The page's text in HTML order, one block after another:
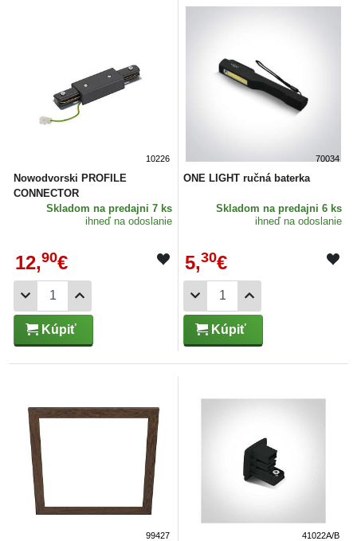
10226
Nowodvorski PROFILE
CONNECTOR
Skladom na predajni 7 ks
ihneď na odoslanie
12,90€
Kúpiť
70034
ONE LIGHT ručná baterka
Skladom na predajni 6 ks
ihneď na odoslanie
5,30€
Kúpiť
99427 41022A/B